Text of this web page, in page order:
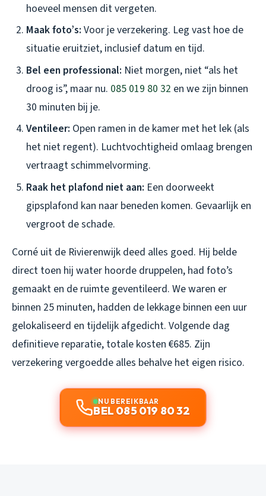
hoeveel mensen dit vergeten.
Maak foto’s: Voor je verzekering. Leg vast hoe de
situatie eruitziet, inclusief datum en tijd.
Bel een professional: Niet morgen, niet “als het
droog is”, maar nu. 085 019 80 32 en we zijn binnen
30 minuten bij je.
Ventileer: Open ramen in de kamer met het lek (als
het niet regent). Luchtvochtigheid omlaag brengen
vertraagt schimmelvorming.
Raak het plafond niet aan: Een doorweekt
gipsplafond kan naar beneden komen. Gevaarlijk en
vergroot de schade.
Corné uit de Rivierenwijk deed alles goed. Hij belde
direct toen hij water hoorde druppelen, had foto’s
gemaakt en de ruimte geventileerd. We waren er
binnen 25 minuten, hadden de lekkage binnen een uur
gelokaliseerd en tijdelijk afgedicht. Volgende dag
definitieve reparatie, totale kosten €685. Zijn
verzekering vergoedde alles behalve het eigen risico.
NU BEREIKBAAR
BEL 085 019 80 32